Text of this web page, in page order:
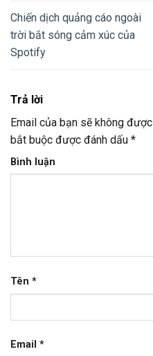
Chiến dịch quảng cáo ngoài
trời bắt sóng cảm xúc của
Spotify
Trả lời
Email của bạn sẽ không
bắt buộc được đánh dấu *
Bình luận
Tên *
Email *